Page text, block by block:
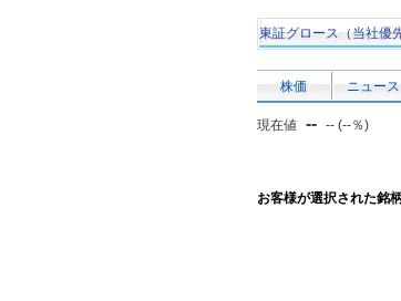
東証グロース（当社優
株価 ニュース
現在値 -- -- (--％)
お客様が選択された銘